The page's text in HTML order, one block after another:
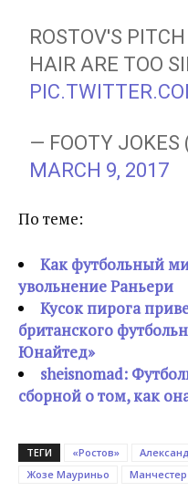
ROSTOV'S
HAIR ARE TOO
— FOOTY JOKES
MARCH 9, 2017
По теме:
Как футбольный
увольнение Раньери
Кусок пирога
британского
Юнайтед»
sheisnomad:
сборной о том, как
ТЕГИ «Ростов»
Жозе Мауриньо